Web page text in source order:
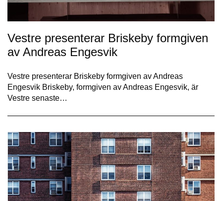
Vestre presenterar Briskeby formgiven
av Andreas Engesvik
Vestre presenterar Briskeby formgiven av Andreas
Engesvik Briskeby, formgiven av Andreas Engesvik, är
Vestre senaste…